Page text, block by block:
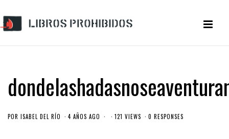
POR ISABEL DEL RÍO 4 AÑOS AGO 121 VIEWS 0 RESPONSES